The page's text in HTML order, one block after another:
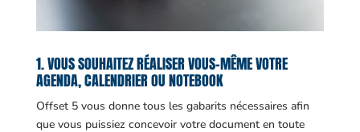
1. VOUS SOUHAITEZ RÉALISER VOUS-MÊME VOTRE
AGENDA, CALENDRIER OU NOTEBOOK
Offset 5 vous donne tous les gabarits nécessaires afin
que vous puissiez concevoir votre document en toute